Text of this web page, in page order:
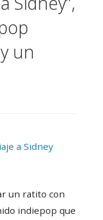
un
a Sidney
un ratito con
indiepop que